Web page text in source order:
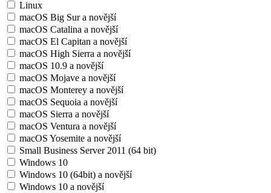
Linux
macOS Big Sur a novější
macOS Catalina a novější
macOS El Capitan a novější
macOS High Sierra a novější
macOS 10.9 a novější
macOS Mojave a novější
macOS Monterey a novější
macOS Sequoia a novější
macOS Sierra a novější
macOS Ventura a novější
macOS Yosemite a novější
Small Business Server 2011 (64 bit)
Windows 10
Windows 10 (64bit) a novější
Windows 10 a novější